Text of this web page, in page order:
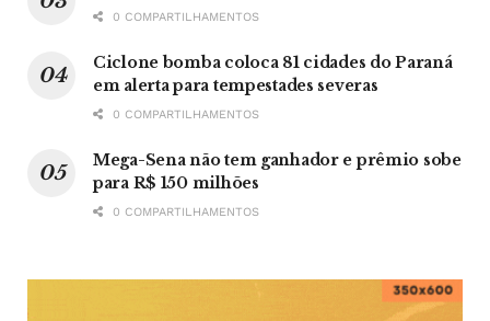
0 COMPARTILHAMENTOS
Ciclone bomba coloca 81 cidades do Paraná
em alerta para tempestades severas
0 COMPARTILHAMENTOS
Mega-Sena não tem ganhador e prêmio sobe
para R$ 150 milhões
0 COMPARTILHAMENTOS